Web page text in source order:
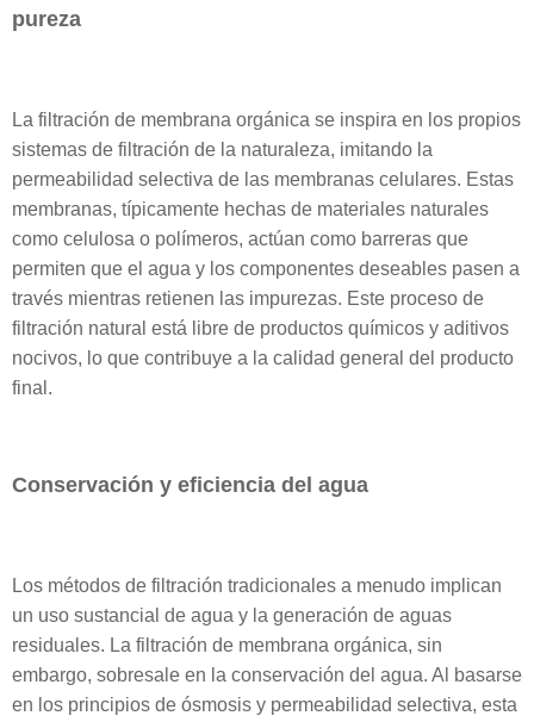
pureza
La filtración de membrana orgánica se inspira en los propios
sistemas de filtración de la naturaleza, imitando la
permeabilidad selectiva de las membranas celulares. Estas
membranas, típicamente hechas de materiales naturales
como celulosa o polímeros, actúan como barreras que
permiten que el agua y los componentes deseables pasen a
través mientras retienen las impurezas. Este proceso de
filtración natural está libre de productos químicos y aditivos
nocivos, lo que contribuye a la calidad general del producto
final.
Conservación y eficiencia del agua
Los métodos de filtración tradicionales a menudo implican
un uso sustancial de agua y la generación de aguas
residuales. La filtración de membrana orgánica, sin
embargo, sobresale en la conservación del agua. Al basarse
en los principios de ósmosis y permeabilidad selectiva, esta